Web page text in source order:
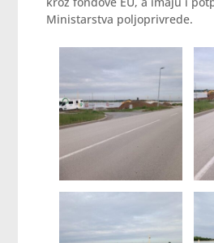
Ministarstva poljoprivrede.